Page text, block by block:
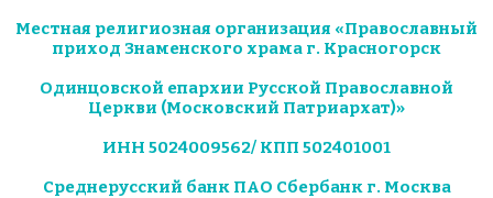
Местная религиозная организация «Православный
приход Знаменского храма г. Красногорск
Одинцовской епархии Русской Православной
Церкви (Московский Патриархат)»
ИНН 5024009562/ КПП 502401001
Среднерусский банк ПАО Сбербанк г. Москва